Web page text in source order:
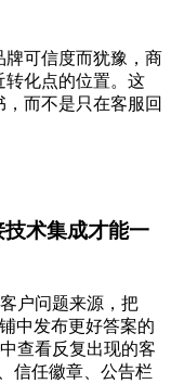
牌可信度而犹豫，商
转化点的位置。这
而不是只在客服回
技术集成才能一
户问题来源，把
中发布更好答案的
查看反复出现的客
信任徽章、公告栏